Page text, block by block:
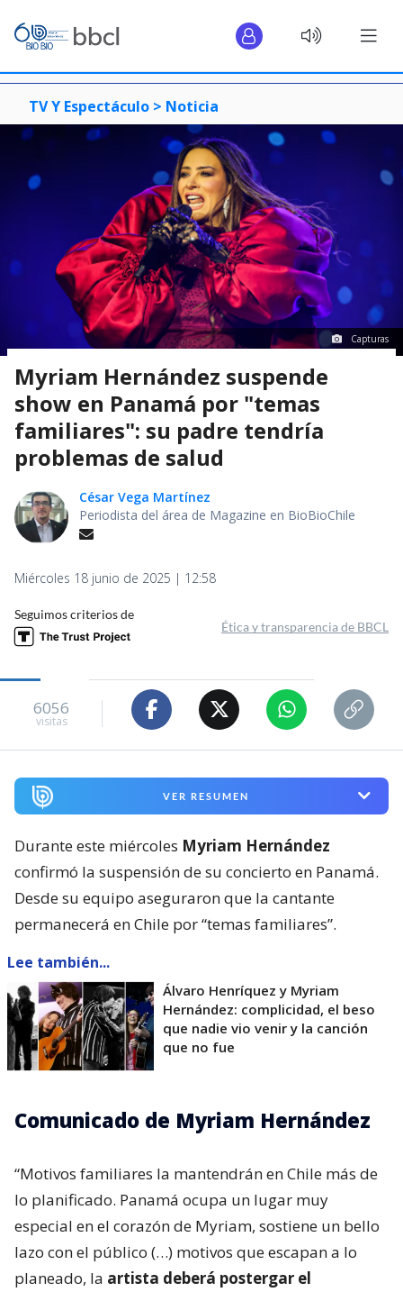
TV Y Espectáculo > Noticia
Capturas
Myriam Hernández suspende
show en Panamá por "temas
familiares": su padre tendría
problemas de salud
César Vega Martínez
Periodista del área de Magazine en BioBioChile
Miércoles 18 junio de 2025 | 12:58
Seguimos criterios de
Ética y transparencia de BBCL
6056
visitas
VER RESUMEN
Durante este miércoles Myriam Hernández
confirmó la suspensión de su concierto en Panamá.
Desde su equipo aseguraron que la cantante
permanecerá en Chile por “temas familiares”.
Lee también...
Álvaro Henríquez y Myriam
Hernández: complicidad, el beso
que nadie vio venir y la canción
que no fue
Comunicado de Myriam Hernández
“Motivos familiares la mantendrán en Chile más de
lo planificado. Panamá ocupa un lugar muy
especial en el corazón de Myriam, sostiene un bello
lazo con el público (…) motivos que escapan a lo
planeado, la artista deberá postergar el